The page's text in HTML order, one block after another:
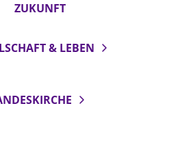
ZUKUNFT
& LEBEN